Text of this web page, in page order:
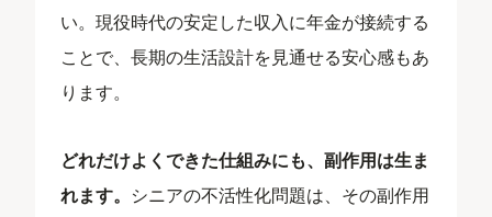
い。現役時代の安定した収入に年金が接続する
ことで、長期の生活設計を見通せる安心感もあ
ります。
どれだけよくできた仕組みにも、副作用は生ま
れます。 シニアの不活性化問題は、その副作用